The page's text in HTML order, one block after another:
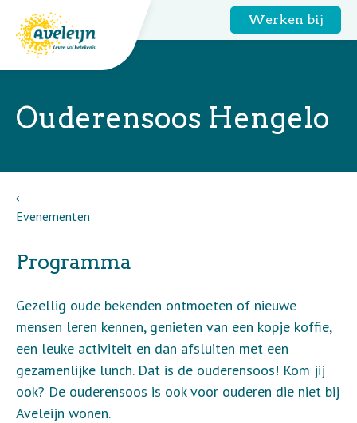
Werken bij
Ouderensoos Hengelo
Evenementen
Programma
Gezellig oude bekenden ontmoeten of nieuwe
mensen leren kennen, genieten van een kopje koffie,
een leuke activiteit en dan afsluiten met een
gezamenlijke lunch. Dat is de ouderensoos! Kom jij
ook? De ouderensoos is ook voor ouderen die niet bij
Aveleijn wonen.